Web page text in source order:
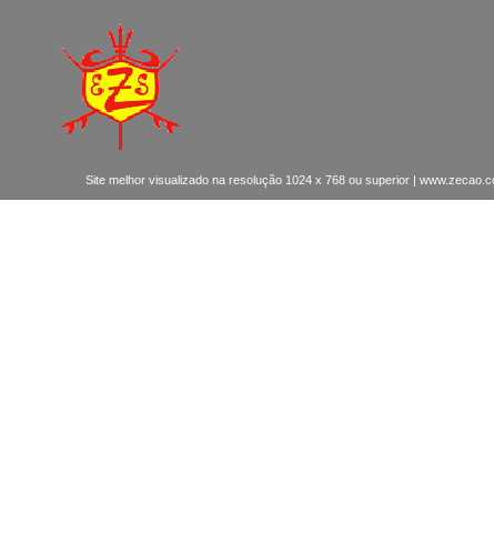
Site melhor visualizado na resolução 1024 x 768 ou superior |